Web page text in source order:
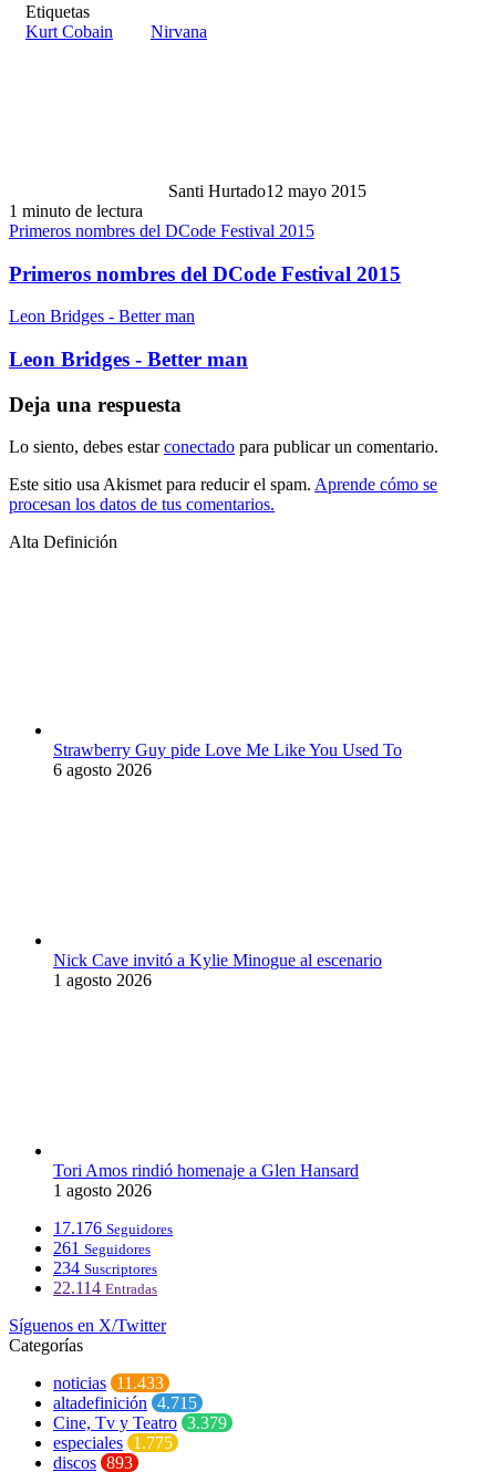
Etiquetas
Kurt Cobain
Nirvana
Santi Hurtado12 mayo 2015
1 minuto de lectura
Primeros nombres del DCode Festival 2015
Primeros nombres del DCode Festival 2015
Leon Bridges - Better man
Leon Bridges - Better man
Deja una respuesta
Lo siento, debes estarconectado para publicar un comentario.
Este sitio usa Akismet para reducir el spam. Aprende cómo se
procesan los datos de tus comentarios.
Alta Definición
Strawberry Guy pide Love Me Like You Used To
6 agosto 2026
Nick Cave invitó a Kylie Minogue al escenario
1 agosto 2026
Tori Amos rindió homenaje a Glen Hansard
1 agosto 2026
17.176 Seguidores
261 Seguidores
234 Suscriptores
22.114 Entradas
Síguenos en X/Twitter
Categorías
noticias 11.433
altadefinición 4.715
Cine, Tv y Teatro 3.379
especiales 1.775
discos 893